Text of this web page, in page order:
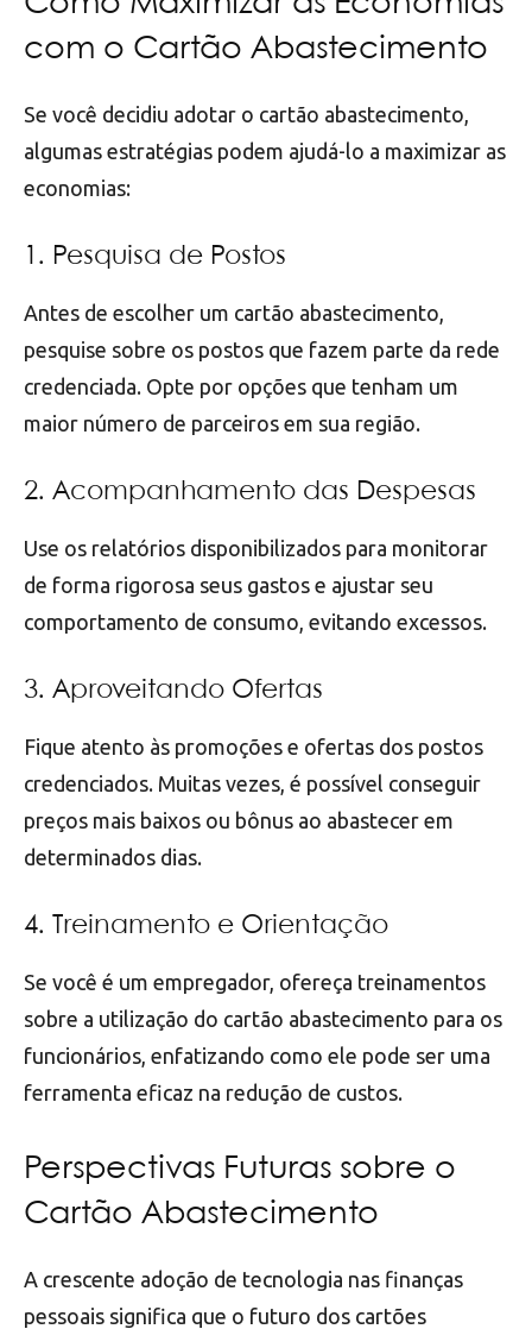
com o Cartão Abastecimento
Se você decidiu adotar o cartão abastecimento,
algumas estratégias podem ajudá-lo a maximizar as
economias:
1. Pesquisa de Postos
Antes de escolher um cartão abastecimento,
pesquise sobre os postos que fazem parte da rede
credenciada. Opte por opções que tenham um
maior número de parceiros em sua região.
2. Acompanhamento das Despesas
Use os relatórios disponibilizados para monitorar
de forma rigorosa seus gastos e ajustar seu
comportamento de consumo, evitando excessos.
3. Aproveitando Ofertas
Fique atento às promoções e ofertas dos postos
credenciados. Muitas vezes, é possível conseguir
preços mais baixos ou bônus ao abastecer em
determinados dias.
4. Treinamento e Orientação
Se você é um empregador, ofereça treinamentos
sobre a utilização do cartão abastecimento para os
funcionários, enfatizando como ele pode ser uma
ferramenta eficaz na redução de custos.
Perspectivas Futuras sobre o
Cartão Abastecimento
A crescente adoção de tecnologia nas finanças
pessoais significa que o futuro dos cartões